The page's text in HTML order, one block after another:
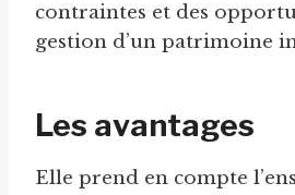
contraintes et des
gestion d’un patrimoine
Les avantages
Elle prend en compte